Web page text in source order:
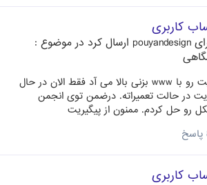
کاربری
pouyandesign ارسال کرد در موضوع :
سلام مهرشاد جان سایت رو با www بزنی بالا می آد فقط الان در حال
در حالت تعمیراته. درضمن توی انجمن
رو حل کردم. ممنون از پیگیریت
کاربری